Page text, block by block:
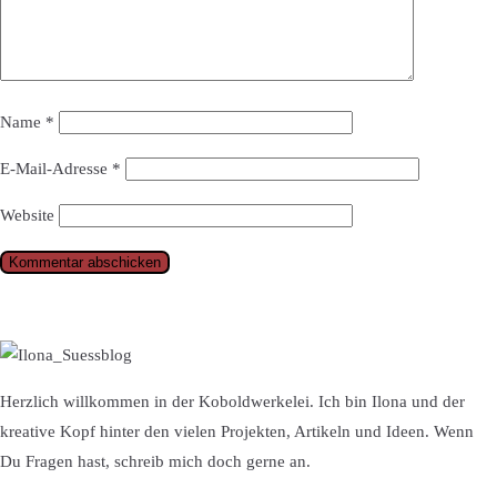
Name *
E-Mail-Adresse *
Website
Herzlich willkommen in der Koboldwerkelei. Ich bin Ilona und der
kreative Kopf hinter den vielen Projekten, Artikeln und Ideen. Wenn
Du Fragen hast, schreib mich doch gerne an.